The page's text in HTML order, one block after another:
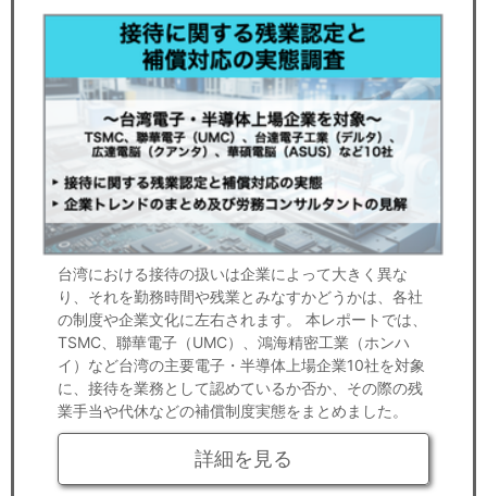
台湾における接待の扱いは企業によって大きく異な
り、それを勤務時間や残業とみなすかどうかは、各社
の制度や企業文化に左右されます。 本レポートでは、
TSMC、聯華電子（UMC）、鴻海精密工業（ホンハ
イ）など台湾の主要電子・半導体上場企業10社を対象
に、接待を業務として認めているか否か、その際の残
業手当や代休などの補償制度実態をまとめました。
詳細を見る